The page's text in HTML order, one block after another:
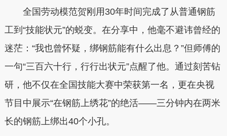
全国劳动模范贺刚用30年时间完成了从普通钢筋
工到“技能状元”的蜕变。在分享中，他毫不避讳曾经的
迷茫：“我也曾怀疑，绑钢筋能有什么出息？”但师傅的
一句“三百六十行，行行出状元”点醒了他。通过刻苦钻
研，他不仅在全国技能大赛中荣获第一名，更在央视
节目中展示“在钢筋上绣花”的绝活——三分钟内在两米
长的钢筋上绑出40个小孔。